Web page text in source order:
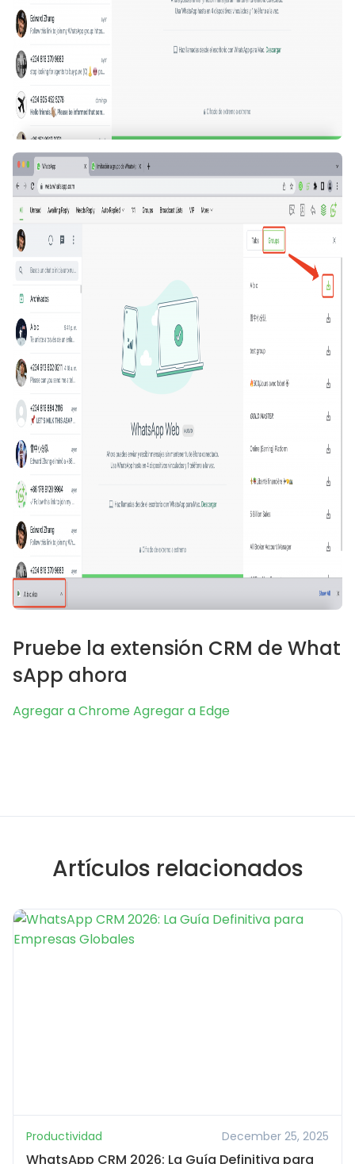
Pruebe la extensión CRM de What
sApp ahora
Agregar a Chrome Agregar a Edge
Artículos relacionados
Productividad December 25, 2025
WhatsApp CRM 2026: La Guía Definitiva para